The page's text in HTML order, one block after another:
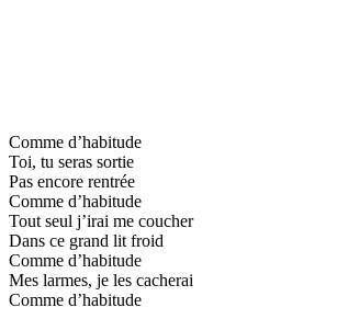
Comme d’habitude
Toi, tu seras sortie
Pas encore rentrée
Comme d’habitude
Tout seul j’irai me coucher
Dans ce grand lit froid
Comme d’habitude
Mes larmes, je les cacherai
Comme d’habitude